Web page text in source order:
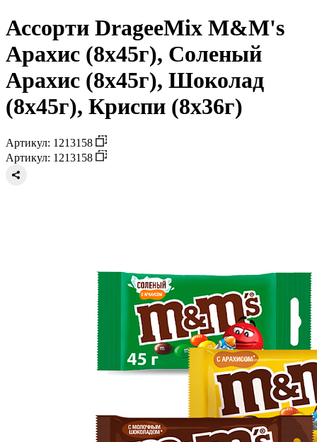
Ассорти DrageeMix M&M's
Арахис (8х45г), Соленый
Арахис (8х45г), Шоколад
(8х45г), Криспи (8х36г)
Артикул: 1213158
Артикул: 1213158